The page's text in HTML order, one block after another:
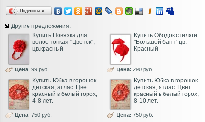
Поделиться…
Другие предложения:
Купить Повязка для
волос тонкая "Цветок",
цв.красный
Цена: 99 руб.
Купить Ободок стиляги
"Большой бант" цв.
Красный
Цена: 290 руб.
Купить Юбка в горошек
детская, атлас. Цвет:
красный в белый горох,
4-8 лет.
Цена: 750 руб.
Купить Юбка в горошек
детская, атлас. Цвет:
красный в белый горох,
8-10 лет.
Цена: 750 руб.